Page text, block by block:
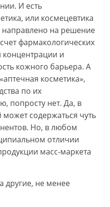
И есть
или космецевтика
направлено на решение
фармакологических
концентрации и
кожного барьера. А
косметика»,
по их
попросту нет. Да, в
может содержаться чуть
Но, в любом
отличии
масс-маркета
другие, не менее